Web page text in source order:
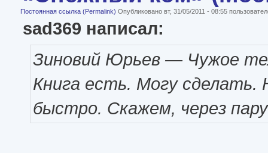
Постоянная ссылка (Permalink) Опубликовано вт, 31/05/2011 - 08:55
sad369 написал:
Зиновий Юрьев — Чужое
Книга есть. Могу сделать.
быстро. Скажем, через